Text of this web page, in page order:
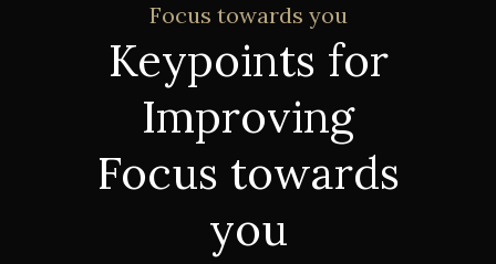
Keypoints for
Improving
Focus towards
you
Focus towards you